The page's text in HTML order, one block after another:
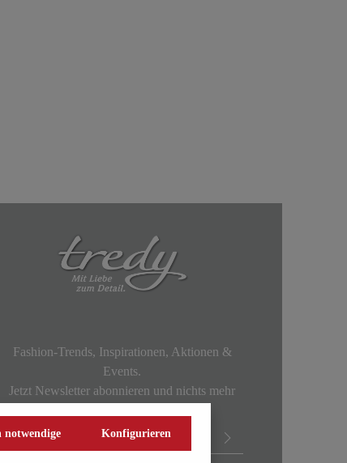
Fashion-Trends, Inspirationen, Aktionen &
Events.
Jetzt Newsletter abonnieren und nichts mehr
notwendige Konfigurieren